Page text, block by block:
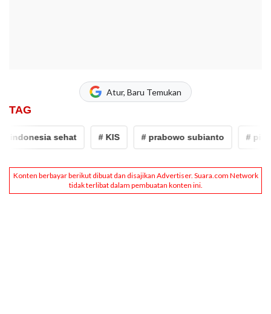
Atur, Baru Temukan
TAG
sehat # KIS # prabowo subianto # pilpres